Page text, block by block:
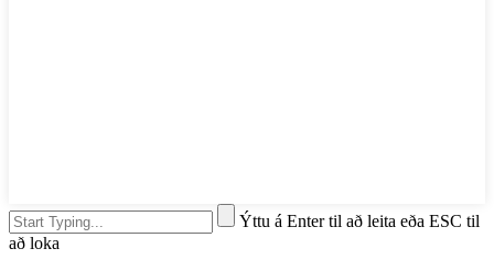
Ýttu á Enter til að leita eða ESC til
að loka